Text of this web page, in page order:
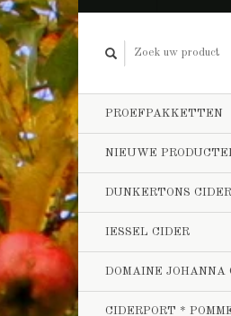
PROEFPAKKETTEN
NIEUWE
DUNKERTONS CIDER
IESSEL CIDER
DOMAINE JOHANNA
CIDERPORT *